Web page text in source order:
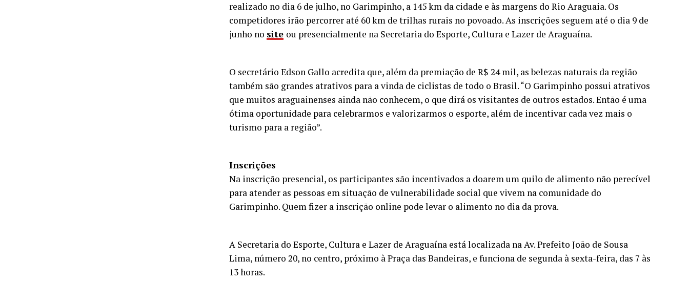
realizado no dia 6 de julho, no Garimpinho, a 145 km da cidade e às margens do Rio Araguaia. Os
competidores irão percorrer até 60 km de trilhas rurais no povoado. As inscrições seguem até o dia 9 de
junho no site ou presencialmente na Secretaria do Esporte, Cultura e Lazer de Araguaína.
O secretário Edson Gallo acredita que, além da premiação de R$ 24 mil, as belezas naturais da região
também são grandes atrativos para a vinda de ciclistas de todo o Brasil. “O Garimpinho possui atrativos
que muitos araguainenses ainda não conhecem, o que dirá os visitantes de outros estados. Então é uma
ótima oportunidade para celebrarmos e valorizarmos o esporte, além de incentivar cada vez mais o
turismo para a região”.
Inscrições
Na inscrição presencial, os participantes são incentivados a doarem um quilo de alimento não perecível
para atender as pessoas em situação de vulnerabilidade social que vivem na comunidade do
Garimpinho. Quem fizer a inscrição online pode levar o alimento no dia da prova.
A Secretaria do Esporte, Cultura e Lazer de Araguaína está localizada na Av. Prefeito João de Sousa
Lima, número 20, no centro, próximo à Praça das Bandeiras, e funciona de segunda à sexta-feira, das 7 às
13 horas.